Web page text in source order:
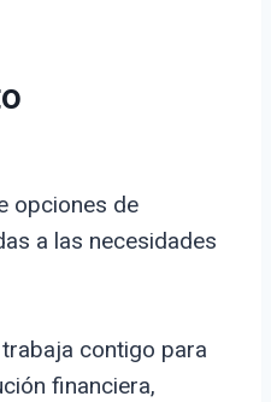
opciones de
a las necesidades
contigo para
financiera,